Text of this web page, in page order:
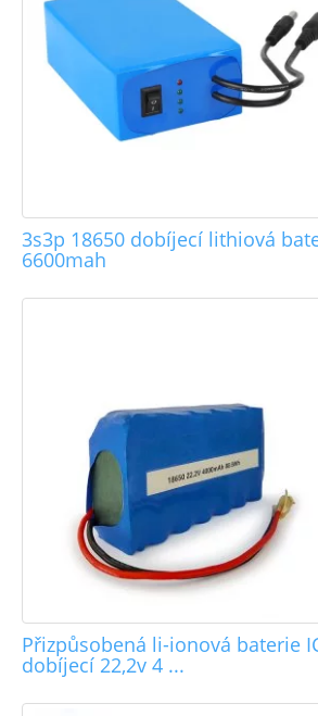
3s3p 18650 dobíjecí lithiová
6600mah
Přizpůsobená li-ionová baterie
dobíjecí 22,2v 4 ...